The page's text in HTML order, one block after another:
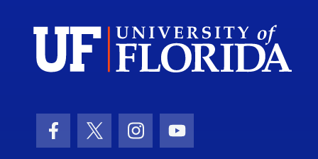
Facebook Icon
Twitter IconInstagram Icon
Youtube Icon